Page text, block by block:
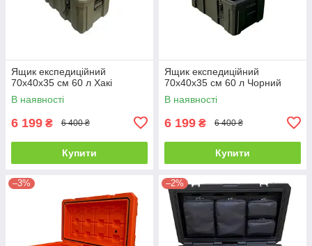
Ящик експедиційний
70х40х35 см 60 л Хакі
В наявності
6 199 ₴ 6 400 ₴
Купити
Ящик експедиційний
70х40х35 см 60 л Чорний
В наявності
6 199 ₴ 6 400 ₴
Купити
–3% –2%